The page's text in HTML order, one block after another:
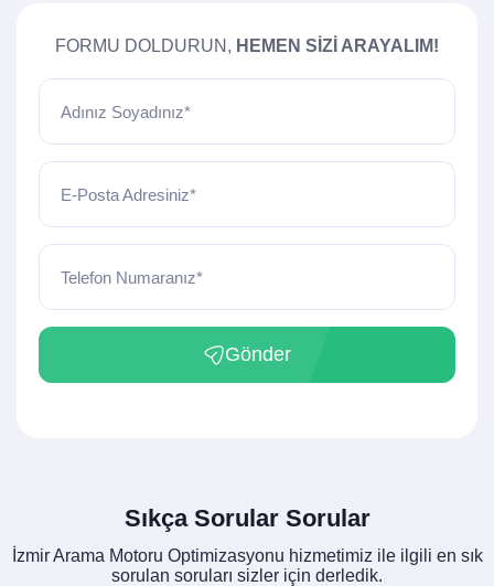
FORMU DOLDURUN, HEMEN SIZI ARAYALIM!
Adınız Soyadınız*
E-Posta Adresiniz*
Telefon Numaranız*
Gönder
Sıkça Sorular Sorular
İzmir Arama Motoru Optimizasyonu hizmetimiz ile ilgili en sık
sorulan soruları sizler için derledik.